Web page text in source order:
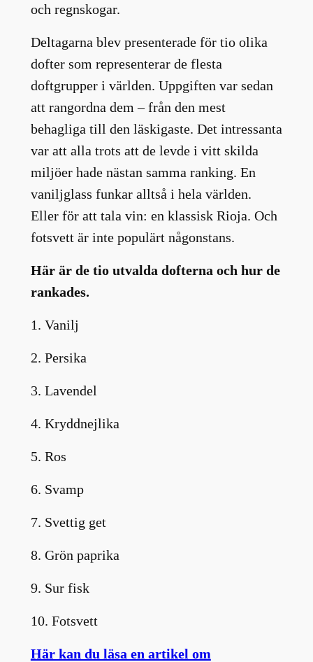
och regnskogar.
Deltagarna blev presenterade för tio olika
dofter som representerar de flesta
doftgrupper i världen. Uppgiften var sedan
att rangordna dem – från den mest
behagliga till den läskigaste. Det intressanta
var att alla trots att de levde i vitt skilda
miljöer hade nästan samma ranking. En
vaniljglass funkar alltså i hela världen.
Eller för att tala vin: en klassisk Rioja. Och
fotsvett är inte populärt någonstans.
Här är de tio utvalda dofterna och hur de
rankades.
1. Vanilj
2. Persika
3. Lavendel
4. Kryddnejlika
5. Ros
6. Svamp
7. Svettig get
8. Grön paprika
9. Sur fisk
10. Fotsvett
Här kan du läsa en artikel om